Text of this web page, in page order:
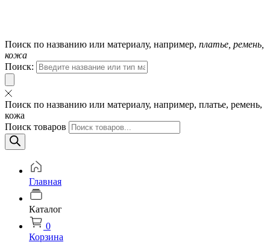
Поиск по названию или материалу, например, платье, ремень,
кожа
Поиск:
Поиск по названию или материалу, например, платье, ремень,
кожа
Поиск товаров
Главная
Каталог
0
Корзина